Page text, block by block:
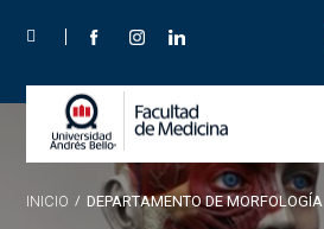
INICIO / DEPARTAMENTO DE MORFOLOGÍA